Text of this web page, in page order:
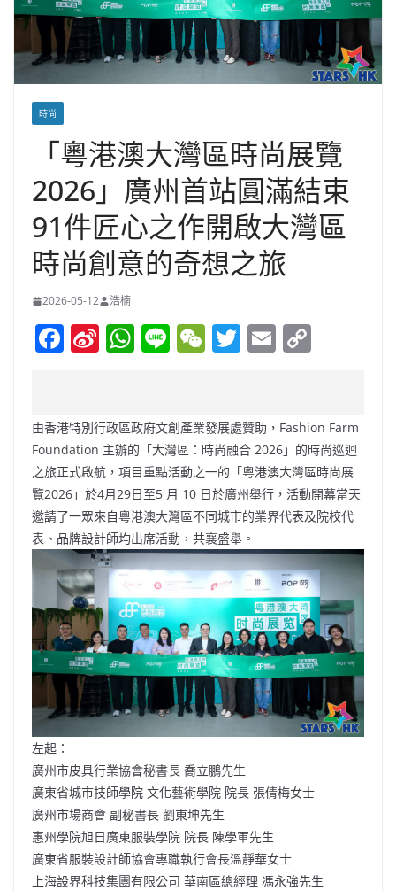
時尚
「粵港澳大灣區時尚展覽
2026」廣州首站圓滿結束
91件匠心之作開啟大灣區
時尚創意的奇想之旅
2026-05-12 浩楠
F
e
b
o
o
k
Si
W
ei
b
o
W
s
A
p
p
Li W
h
at
T
er
E
l y
Li
n
k
由香港特別行政區政府文創產業發展處贊助，Fashion Farm
Foundation 主辦的「大灣區：時尚融合 2026」的時尚巡迴
之旅正式啟航，項目重點活動之一的「粵港澳大灣區時尚展
覽2026」於4月29日至5 月 10 日於廣州舉行，活動開幕當天
邀請了一眾來自粵港澳大灣區不同城市的業界代表及院校代
表、品牌設計師均出席活動，共襄盛舉。
左起：
廣州市皮具行業協會秘書長 喬立鵬先生
廣東省城市技師學院 文化藝術學院 院長 張倩梅女士
廣州市場商會 副秘書長 劉東坤先生
惠州學院旭日廣東服裝學院 院長 陳學軍先生
廣東省服裝設計師協會專職執行會長溫靜華女士
上海設界科技集團有限公司 華南區總經理 馮永強先生